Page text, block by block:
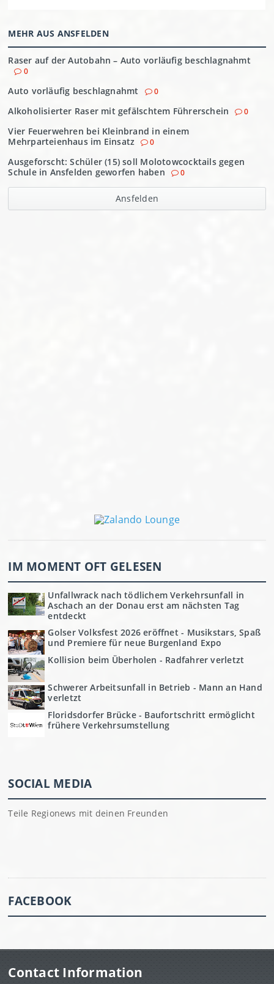
MEHR AUS ANSFELDEN
Raser auf der Autobahn – Auto vorläufig beschlagnahmt
0
Auto vorläufig beschlagnahmt 0
Alkoholisierter Raser mit gefälschtem Führerschein 0
Vier Feuerwehren bei Kleinbrand in einem
Mehrparteienhaus im Einsatz
0
Ausgeforscht: Schüler (15) soll Molotowcocktails gegen
Schule in Ansfelden geworfen haben
0
Ansfelden
IM MOMENT OFT GELESEN
Unfallwrack nach tödlichem Verkehrsunfall in
Aschach an der Donau erst am nächsten Tag
entdeckt
Golser Volksfest 2026 eröffnet - Musikstars, Spaß
und Premiere für neue Burgenland Expo
Kollision beim Überholen - Radfahrer verletzt
Schwerer Arbeitsunfall in Betrieb - Mann an Hand
verletzt
Floridsdorfer Brücke - Baufortschritt ermöglicht
frühere Verkehrsumstellung
SOCIAL MEDIA
Teile Regionews mit deinen Freunden
FACEBOOK
Contact Information